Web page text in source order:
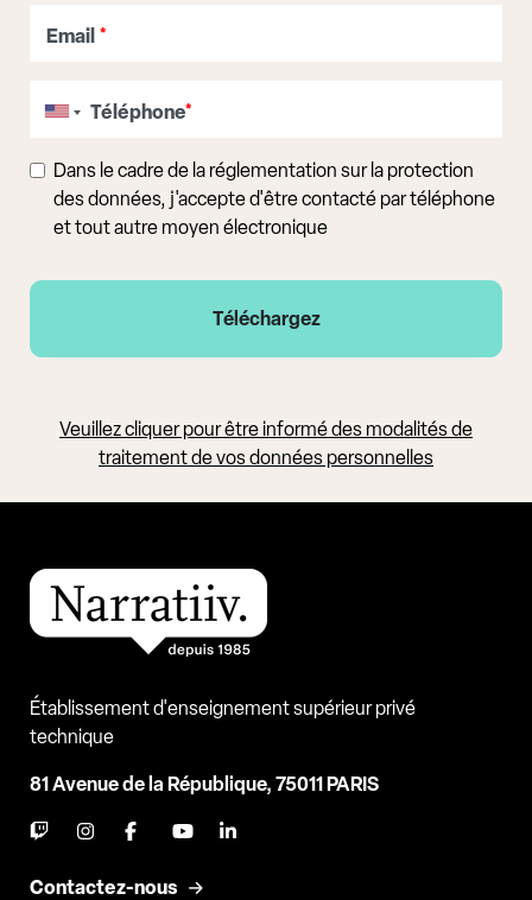
Email *
Téléphone*
Dans le cadre de la réglementation sur la protection
des données, j'accepte d'être contacté par téléphone
et tout autre moyen électronique
Veuillez cliquer pour être informé des modalités de
traitement de vos données personnelles
Établissement d'enseignement supérieur privé
technique
81 Avenue de la République, 75011 PARIS
Contactez-nous